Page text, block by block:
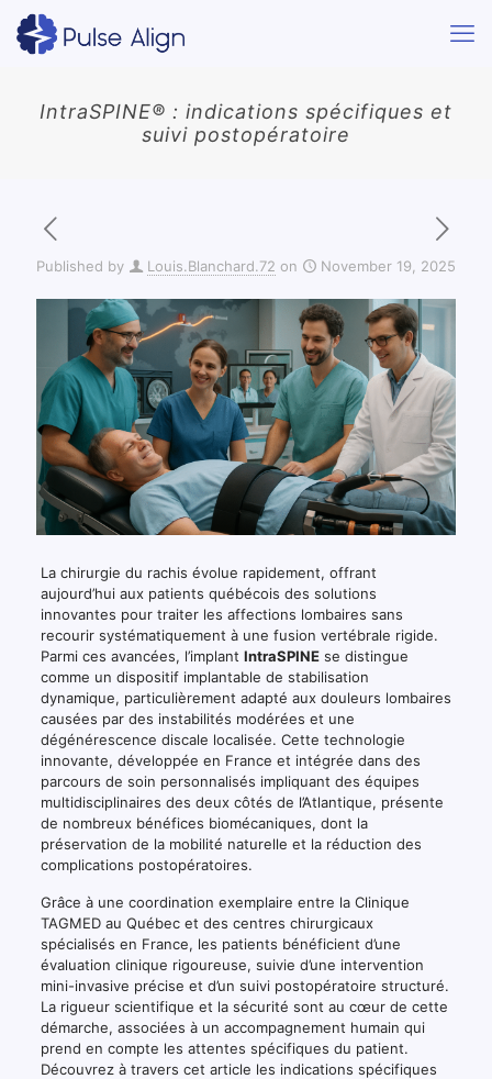
IntraSPINE® : indications spécifiques et
suivi postopératoire
Published by Louis.Blanchard.72 on November 19, 2025
La chirurgie du rachis évolue rapidement, offrant
aujourd’hui aux patients québécois des solutions
innovantes pour traiter les affections lombaires sans
recourir systématiquement à une fusion vertébrale rigide.
Parmi ces avancées, l’implant IntraSPINEse distingue
comme un dispositif implantable de stabilisation
dynamique, particulièrement adapté aux douleurs lombaires
causées par des instabilités modérées et une
dégénérescence discale localisée. Cette technologie
innovante, développée en France et intégrée dans des
parcours de soin personnalisés impliquant des équipes
multidisciplinaires des deux côtés de l’Atlantique, présente
de nombreux bénéfices biomécaniques, dont la
préservation de la mobilité naturelle et la réduction des
complications postopératoires.
Grâce à une coordination exemplaire entre la Clinique
TAGMED au Québec et des centres chirurgicaux
spécialisés en France, les patients bénéficient d’une
évaluation clinique rigoureuse, suivie d’une intervention
mini-invasive précise et d’un suivi postopératoire structuré.
La rigueur scientifique et la sécurité sont au cœur de cette
démarche, associées à un accompagnement humain qui
prend en compte les attentes spécifiques du patient.
Découvrez à travers cet article les indications spécifiques